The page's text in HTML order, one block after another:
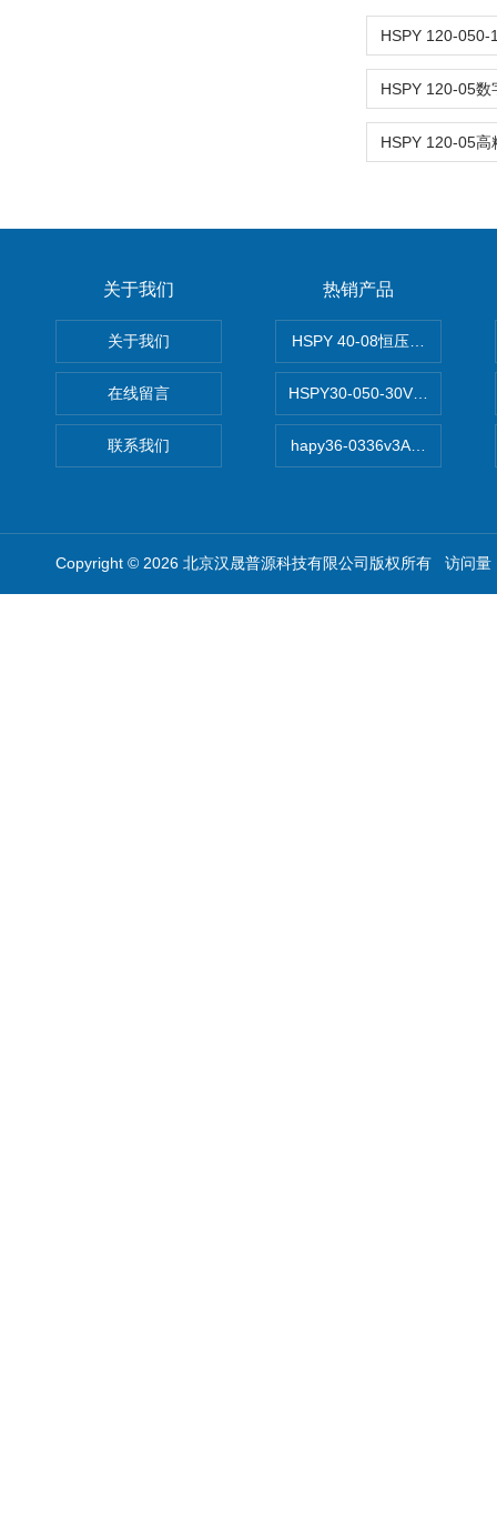
关于我们
关于我们
在线留言
联系我们
热销产品
HSPY 40-08恒压恒流恒功率
HSPY30-050-30V/-05A可调
hapy36-0336v3A高精度小型
Copyright © 2026 北京汉晟普源科技有限公司版权所有 访问量